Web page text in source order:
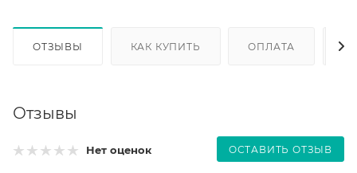
ОТЗЫВЫ КАК КУПИТЬ ОПЛАТА
Отзывы
Нет оценок ОСТАВИТЬ ОТЗЫВ